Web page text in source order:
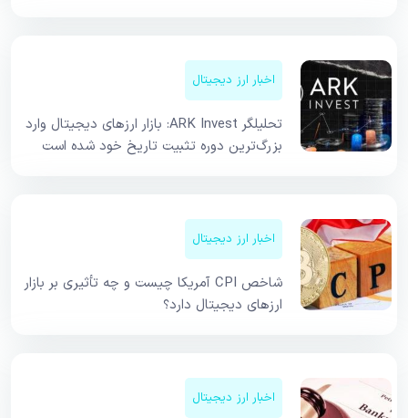
اخبار ارز دیجیتال
تحلیلگر ARK Invest: بازار ارزهای دیجیتال وارد
بزرگ‌ترین دوره تثبیت تاریخ خود شده است
اخبار ارز دیجیتال
شاخص CPI آمریکا چیست و چه تأثیری بر بازار
ارزهای دیجیتال دارد؟
اخبار ارز دیجیتال